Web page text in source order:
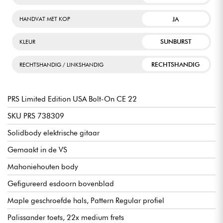
HANDVAT MET KOP JA
KLEUR SUNBURST
RECHTSHANDIG / LINKSHANDIG RECHTSHANDIG
PRS Limited Edition USA Bolt-On CE 22
SKU PRS 738309
Solidbody elektrische gitaar
Gemaakt in de VS
Mahoniehouten body
Gefigureerd esdoorn bovenblad
Maple geschroefde hals, Pattern Regular profiel
Palissander toets, 22x medium frets